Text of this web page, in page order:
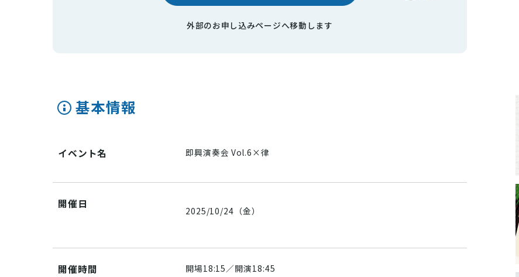
外部のお申し込みページへ移動します
基本情報
イベント名 即興演奏会 Vol.6×律
開催日
2025/10/24（金）
開催時間 開場18:15／開演18:45